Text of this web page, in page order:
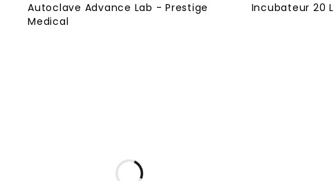
Autoclave Advance Lab - Prestige
Medical
Incubateur 20 L